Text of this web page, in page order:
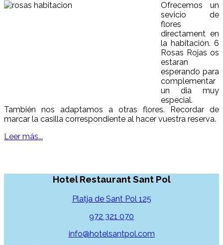
Ofrecemos un
sevicio de
flores
directament en
la habitación. 6
Rosas Rojas os
estaran
esperando para
complementar
un dia muy
especial.
También nos adaptamos a otras flores. Recordar de
marcar la casilla correspondiente al hacer vuestra reserva.
Leer más...
Hotel Restaurant Sant Pol
Platja de Sant Pol 125
972 321 070
info@hotelsantpol.com